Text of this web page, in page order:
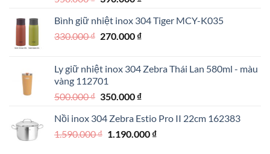
là:
550.000 ₫.
tại
là:
Bình giữ nhiệt inox 304 Tiger MCY-K035
330.000₫ Giá
330.000 ₫.
270.000 ₫Giá
là:
Ly giữ nhiệt inox 304 Zebra Thái Lan 580ml - màu
vàng 112701
500.000₫ Giá
là:
500.000 ₫.
350.000 ₫Giá
tại
là:
Nồi inox 304 Zebra Estio Pro II 22cm 162383
1.590.000₫ Giá
1.190.000 ₫Giá